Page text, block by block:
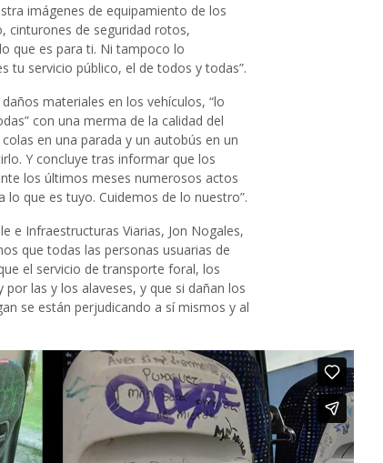
imágenes de equipamiento de los
cinturones de seguridad rotos,
que es para ti. Ni tampoco lo
tu servicio público, el de todos y todas”.
materiales en los vehículos, “lo
con una merma de la calidad del
en una parada y un autobús en un
Y concluye tras informar que los
los últimos meses numerosos actos
lo que es tuyo. Cuidemos de lo nuestro”.
e Infraestructuras Viarias, Jon Nogales,
que todas las personas usuarias de
el servicio de transporte foral, los
las y los alaveses, y que si dañan los
se están perjudicando a sí mismos y al